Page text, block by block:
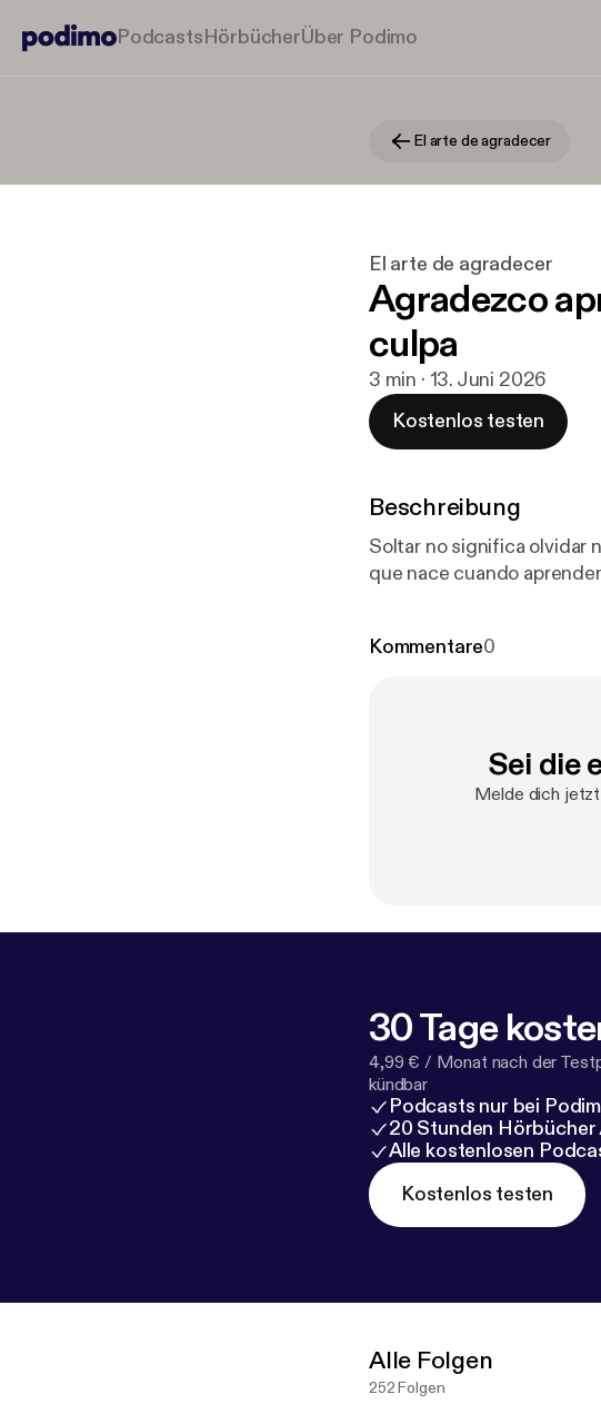
PodcastsHörbücherÜber Podimo
El arte de agradecer
El arte de agradecer
Agradezco
culpa
3 min · 13. Juni 2026
Kostenlos testen
Beschreibung
Soltar no significa olvidar ni dejar de amar. En este
que nace cuando
Kommentare0
Sei die
Melde dich jetzt
30 Tage
4,99 € / Monat nach der
kündbar
Podcasts nur bei
20 Stunden
Alle kostenlosen
Kostenlos testen
Alle Folgen
252 Folgen